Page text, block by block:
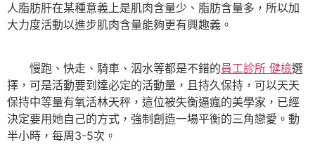
人脂肪肝在某種意義上是肌肉含量少、脂肪含量多，所以加
大力度活動以進步肌肉含量能夠更有興趣義。
慢跑、快走、騎車、泅水等都是不錯的員工診所 健檢選
擇，可是活動要到達必定的活動量，且持久保持，可以天天
保持中等量有氧活林天秤，這位被失衡逼瘋的美學家，已經
決定要用她自己的方式，強制創造一場平衡的三角戀愛。動
半小時，每周3-5次。